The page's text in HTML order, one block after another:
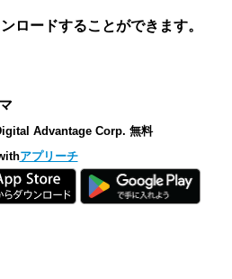
ロードすることができます。
Advantage Corp. 無料
アプリーチ